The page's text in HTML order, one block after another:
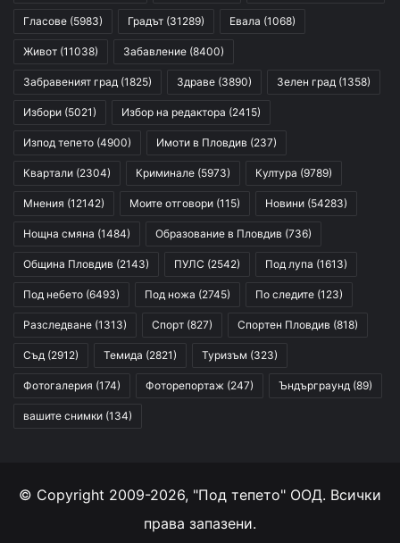
Гласове (5983) Градът (31289) Евала (1068)
Живот (11038) Забавление (8400)
Забравеният град (1825) Здраве (3890) Зелен град (1358)
Избори (5021) Избор на редактора (2415)
Изпод тепето (4900) Имоти в Пловдив (237)
Квартали (2304) Криминале (5973) Култура (9789)
Мнения (12142) Моите отговори (115) Новини (54283)
Нощна смяна (1484) Образование в Пловдив (736)
Община Пловдив (2143) ПУЛС (2542) Под лупа (1613)
Под небето (6493) Под ножа (2745) По следите (123)
Разследване (1313) Спорт (827) Спортен Пловдив (818)
Съд (2912) Темида (2821) Туризъм (323)
Фотогалерия (174) Фоторепортаж (247) Ъндърграунд (89)
вашите снимки (134)
© Copyright 2009-2026, "Под тепето" ООД. Всички
права запазени.